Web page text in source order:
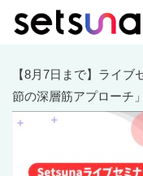
【8月7日まで】ライブ
節の深層筋アプローチ」